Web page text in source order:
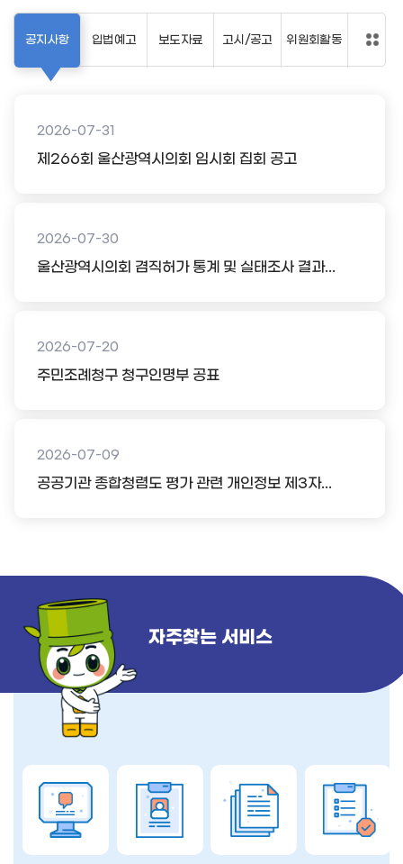
공지사항
2026-07-31
제266회 울산광역시의회 임시회 집회 공고
2026-07-30
울산광역시의회 겸직허가 통계 및 실태조사 결과...
2026-07-20
주민조례청구 청구인명부 공표
2026-07-09
공공기관 종합청렴도 평가 관련 개인정보 제3자...
입법예고 보도자료 고시/공고 위원회활동
자주찾는 서비스